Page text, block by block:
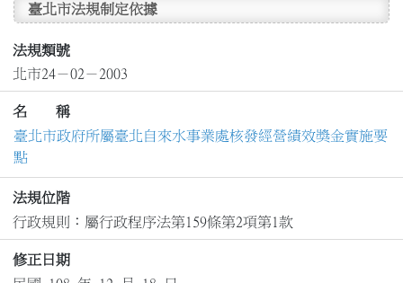
臺北市法規制定依據
法規類號
北市24－02－2003
名 稱
臺北市政府所屬臺北自來水事業處核發經營績效獎金實施要
點
法規位階
行政規則：屬行政程序法第159條第2項第1款
修正日期